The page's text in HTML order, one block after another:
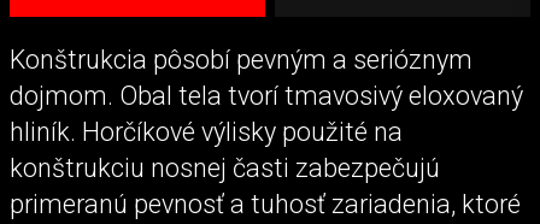
Konštrukcia pôsobí pevným a serióznym
dojmom. Obal tela tvorí tmavosivý eloxovaný
hliník. Horčíkové výlisky použité na
konštrukciu nosnej časti zabezpečujú
primeranú pevnosť a tuhosť zariadenia, ktoré